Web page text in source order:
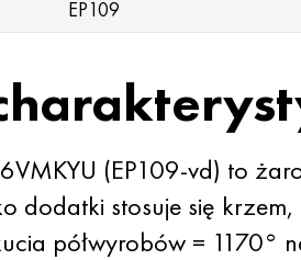
EP109
(EP109-vd) to
dodatki stosuje się
półwyrobów =